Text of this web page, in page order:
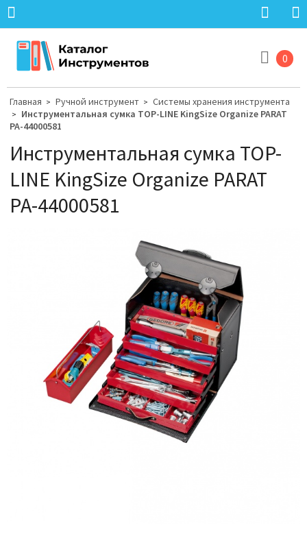
0
Главная > Ручной инструмент > Системы хранения инструмента
> Инструментальная сумка TOP-LINE KingSize Organize PARAT
PA-44000581
Инструментальная сумка TOP-
LINE KingSize Organize PARAT
PA-44000581